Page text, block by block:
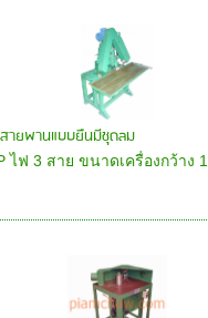
สายพานแบบยืนมีชุดลม
ไฟ 3 สาย ขนาดเครื่องกว้าง